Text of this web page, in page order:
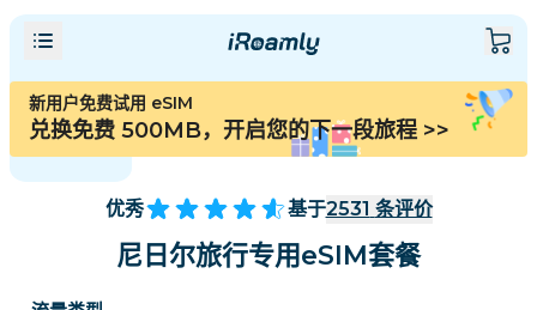
新用户免费试用 eSIM
兑换免费 500MB，开启您的下一段旅程 >>
优秀 基于2531 条评价
尼日尔旅行专用eSIM套餐